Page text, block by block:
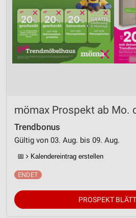
mömax Prospekt ab Mo.
Trendbonus
Gültig von 03. Aug. bis 09. Aug.
📅 Kalendereintrag erstellen
PROSPEKT